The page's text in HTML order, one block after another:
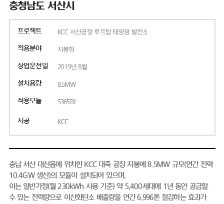
충청남도 서산시
프로젝트 KCC 서산공장 루프탑 태양광 발전소
적용분야 지붕형
상업운전일 2019년 8월
설치용량 8.5MW
적용모듈 S365RI
시공 KCC
충남 서산 대산읍에 위치한 KCC 대죽 공장 지붕에 8.5MW 규모(연간 전력
10.4GW 생산)의 모듈이 설치되어 있으며,
이는 일반가정(월 230kWh 사용 기준) 약 5,400세대에 1년 동안 공급할
수 있는 전력량으로 이산화탄소 배출량을 연간 6,996톤 절감하는 효과가